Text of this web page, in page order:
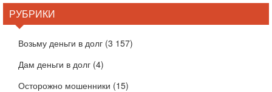
РУБРИКИ
Возьму деньги в долг (3 157)
Дам деньги в долг (4)
Осторожно мошенники (15)